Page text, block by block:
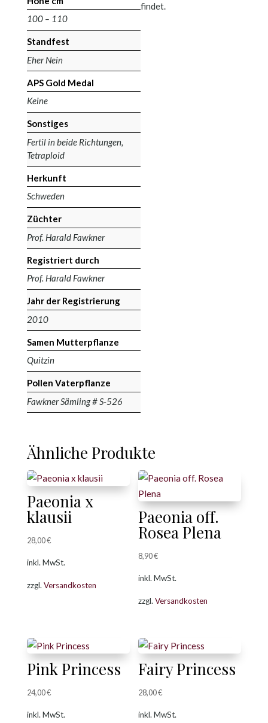
100 – 110
Standfest
Eher Nein
APS Gold Medal
Keine
Sonstiges
Fertil in beide Richtungen,
Tetraploid
Herkunft
Schweden
Züchter
Prof. Harald Fawkner
Registriert durch
Prof. Harald Fawkner
Jahr der Registrierung
2010
Samen Mutterpflanze
Quitzin
Pollen Vaterpflanze
Fawkner Sämling # S-526
findet.
Ähnliche Produkte
Paeonia x
klausii
28,00€
inkl. MwSt.
zzgl. Versandkosten
Paeonia off.
Rosea Plena
8,90€
inkl. MwSt.
zzgl.Versandkosten
Pink Princess
24,00€
inkl. MwSt.
Fairy Princess
28,00€
inkl. MwSt.